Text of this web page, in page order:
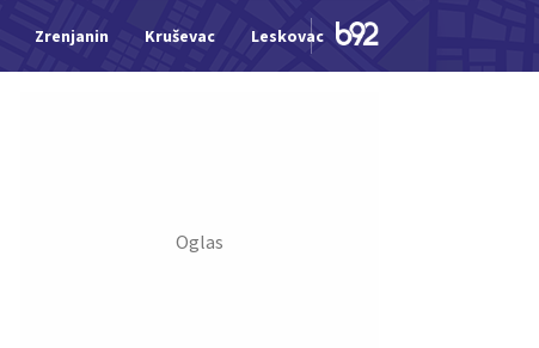
Zrenjanin Kruševac Leskovac Jagodina